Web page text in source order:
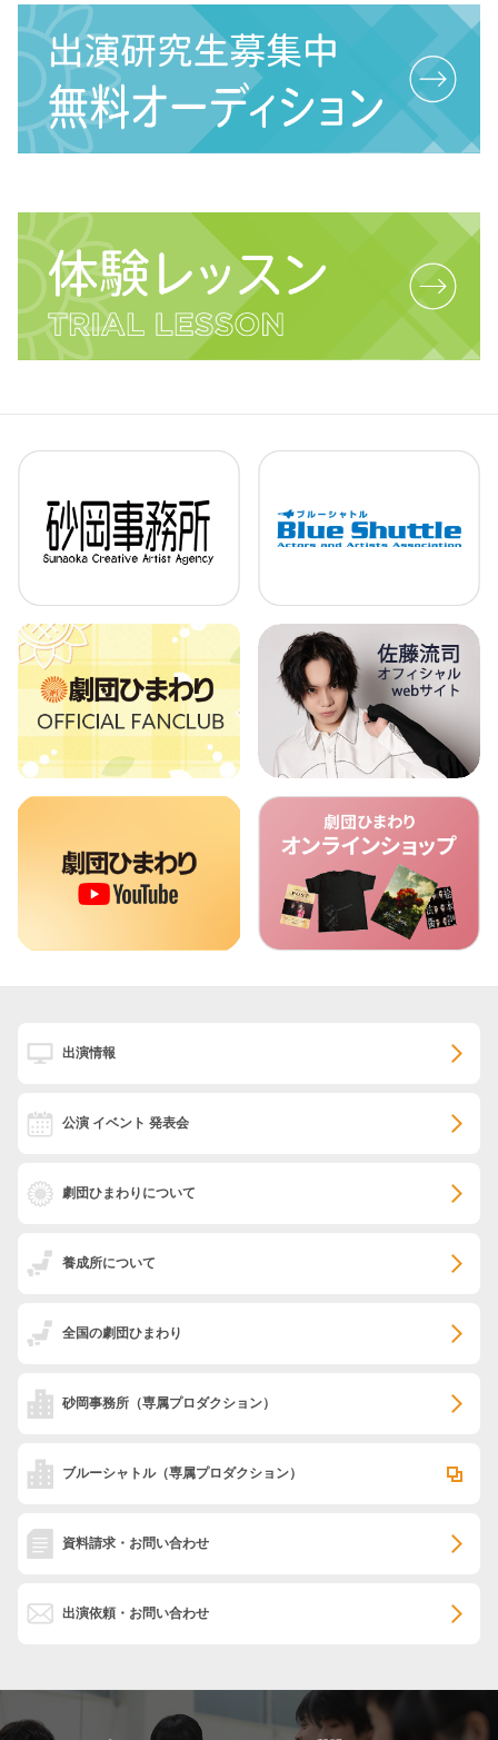
出演情報
公演 イベント 発表会
劇団ひまわりについて
養成所について
全国の劇団ひまわり
砂岡事務所 （専属プロダクション）
ブルーシャトル（専属プロダクション）
資料請求・お問い合わせ
出演依頼・お問い合わせ